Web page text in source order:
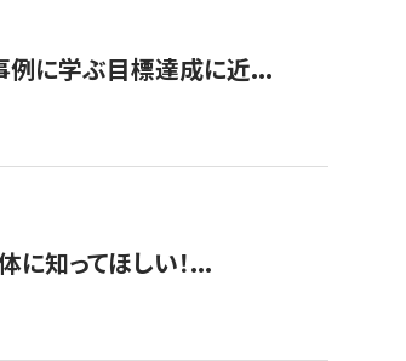
例に学ぶ目標達成に近...
に知ってほしい！...